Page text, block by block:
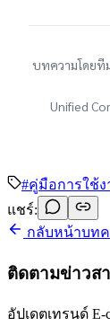
บทความโดยที
Unified
#คู่มือการใช้ง
แชร์:
กลับหน้าบท
ติดตามข่าวส
อัปเดตเทรนด์